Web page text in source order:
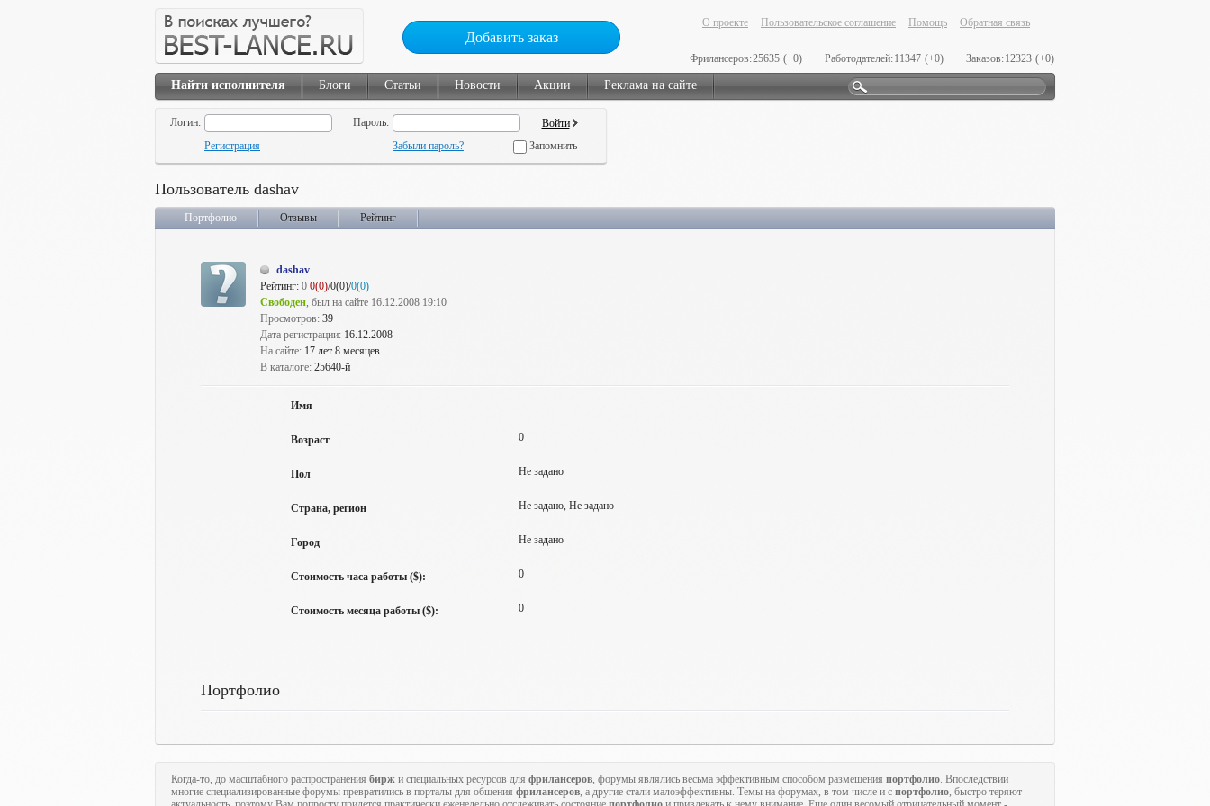
Добавить заказ
О проекте Пользовательское соглашение Помощь Обратная связь
Фрилансеров:25635 (+0) Работодателей:11347 (+0) Заказов:12323 (+0)
Найти исполнителя Блоги Статьи Новости Акции Реклама на сайте
Логин:
Пароль:
Регистрация
Забыли пароль? Запомнить
Пользователь dashav
Портфолио Отзывы Рейтинг
dashav
Рейтинг: 0 0(0)/0(0)/0(0)
Свободен, был на сайте 16.12.2008 19:10
Просмотров: 39
Дата регистрации: 16.12.2008
На сайте: 17 лет 8 месяцев
В каталоге: 25640-й
Имя
Возраст 0
Пол Не задано
Страна, регион Не задано, Не задано
Город Не задано
Стоимость часа работы ($): 0
Стоимость месяца работы ($): 0
Портфолио
Когда-то, до масштабного распространения бирж и специальных ресурсов для фрилансеров, форумы являлись весьма эффективным способом размещения портфолио. Впоследствии
многие специализированные форумы превратились в порталы для общения фрилансеров, а другие стали малоэффективны. Темы на форумах, в том числе и с портфолио, быстро теряют